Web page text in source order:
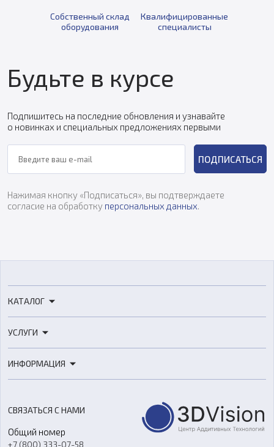
Собственный склад
оборудования
Квалифицированные
специалисты
Будьте в курсе
Подпишитесь на последние обновления и узнавайте
о новинках и специальных предложениях первыми
ПОДПИСАТЬСЯ
Нажимая кнопку «Подписаться», вы подтверждаете
согласие на обработку персональных данных
КАТАЛОГ
3D-сканеры
Расходные материалы
Оборудование и материалы для вакуумного литья
Аксессуары и прочее оборудование
Программное обеспечение
УСЛУГИ
3D-моделирование
Ремонт и услуги
ИНФОРМАЦИЯ
О компании
СВЯЗАТЬСЯ С НАМИ
Общий номер
+7 (800) 333-07-58